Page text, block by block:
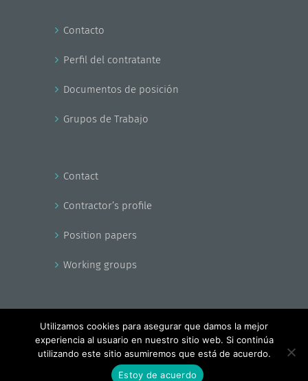
Contacto
Perfil del contratante
Documentos de posición
Grupos de Trabajo
Contact
Contractor’s profile
Position papers
Working groups
Copyright - EnerAgen 2017
Facebook
X YouTube
Utilizamos cookies para asegurar que damos la mejor
experiencia al usuario en nuestro sitio web. Si continúa
utilizando este sitio asumiremos que está de acuerdo.
Estoy de acuerdo